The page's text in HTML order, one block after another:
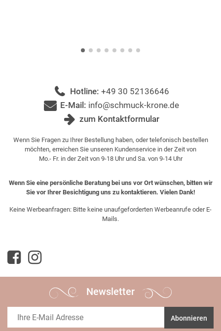
Hotline: +49 30 52136646
E-Mail: info@schmuck-krone.de
zum Kontaktformular
Wenn Sie Fragen zu Ihrer Bestellung haben, oder telefonisch bestellen
möchten, erreichen Sie unseren Kundenservice in der Zeit von
Mo.- Fr. in der Zeit von 9-18 Uhr und Sa. von 9-14 Uhr
Wenn Sie eine persönliche Beratung bei uns vor Ort wünschen, bitten wir
Sie vor Ihrer Besichtigung uns zu kontaktieren. Vielen Dank!
Keine Werbeanfragen: Bitte keine unaufgeforderten Werbeanrufe oder E-
Mails.
Newsletter
Abonnieren